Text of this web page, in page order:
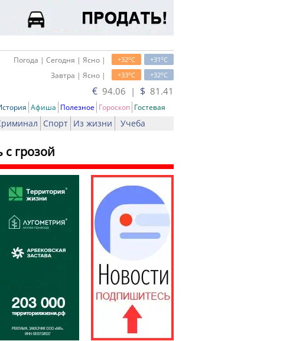
+31oC
+32oC
Погода | Сегодня | Ясно |
+32oC
+33oC
Завтра | Ясно |
€ 94.06 | $ 81.41
Афиша Полезное Гороскоп Гостевая
Спорт Из жизни Учеба
грозой
Печать